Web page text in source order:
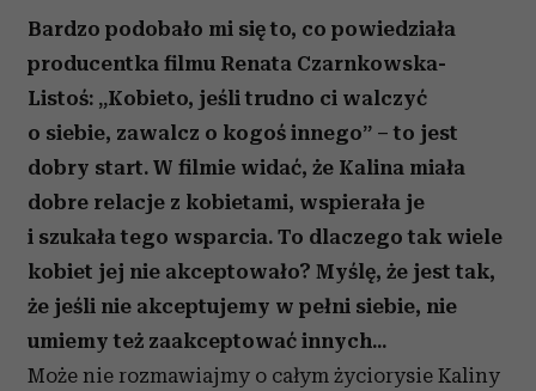
Bardzo podobało mi się to, co powiedziała
producentka filmu Renata Czarnkowska-
Listoś: „Kobieto, jeśli trudno ci walczyć
o siebie, zawalcz o kogoś innego” – to jest
dobry start. W filmie widać, że Kalina miała
dobre relacje z kobietami, wspierała je
i szukała tego wsparcia. To dlaczego tak wiele
kobiet jej nie akceptowało? Myślę, że jest tak,
że jeśli nie akceptujemy w pełni siebie, nie
umiemy też zaakceptować innych...
Może nie rozmawiajmy o całym życiorysie Kaliny